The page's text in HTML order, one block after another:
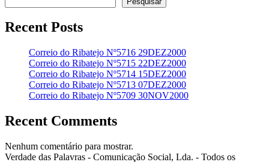
Recent Posts
Correio do Ribatejo Nº5716 29DEZ2000
Correio do Ribatejo Nº5715 22DEZ2000
Correio do Ribatejo Nº5714 15DEZ2000
Correio do Ribatejo Nº5713 07DEZ2000
Correio do Ribatejo Nº5709 30NOV2000
Recent Comments
Nenhum comentário para mostrar.
Verdade das Palavras - Comunicação Social, Lda. - Todos os